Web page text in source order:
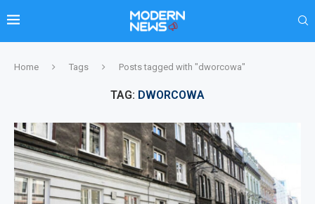
Home Tags Posts tagged with "dworcowa"
TAG: DWORCOWA